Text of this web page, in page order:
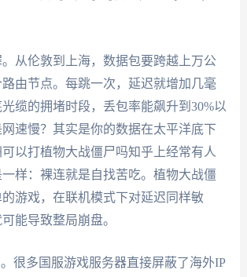
从伦敦到上海，数据包要跨越上万公
由节点。每跳一次，延迟就增加几毫
缆的拥堵时段，丢包率能飙升到30%以
网速慢？其实是你的数据在太平洋底下
以打植物大战僵尸吗知乎上经常有人
样：裸连就是自找苦吃。植物大战僵
游戏，在联机模式下对延迟同样敏
能导致整局崩盘。
很多国服游戏服务器直接屏蔽了海外IP